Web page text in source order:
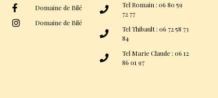
Domaine de Bilé
Domaine de Bilé
Tel Romain : 06 80 59
72 77
Tel Thibault : 06 72 58 73
84
Tel Marie Claude : 06 12
86 01 97